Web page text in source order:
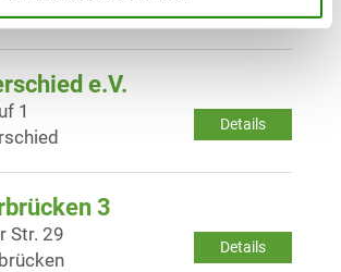
e.V.
Details
1
3
Details
Str. 29